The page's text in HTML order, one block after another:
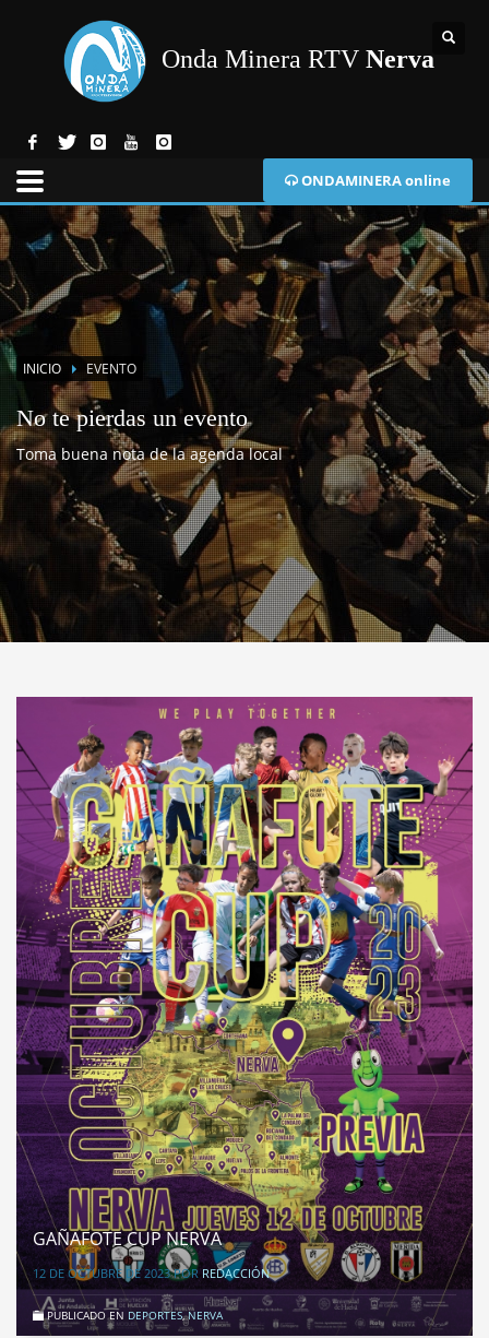
Onda Minera RTV Nerva
ONDAMINERA online
INICIO EVENTO
No te pierdas un evento
Toma buena nota de la agenda local
GAÑAFOTE CUP NERVA
12 DE OCTUBRE DE 2023PORREDACCIÓN
PUBLICADO EN DEPORTES,NERVA